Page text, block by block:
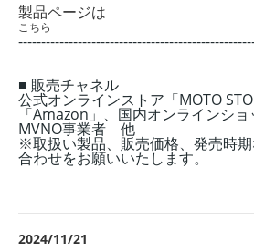
製品ページは
こちら
■ 販売チャネル
公式オンラインストア「MOTO
「Amazon」、国内オンラインショ
MVNO事業者 他
※取扱い製品、販売価格、発売時
合わせをお願いいたします。
2024/11/21